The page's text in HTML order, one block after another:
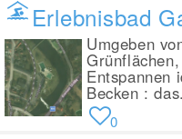
Erlebnisbad
Umgeben
Entspannen
Becken :
0